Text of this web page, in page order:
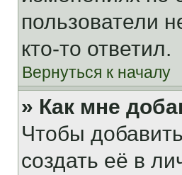
пользователи
кто-то ответил.
Вернуться к началу
» Как мне
Чтобы
создать её в